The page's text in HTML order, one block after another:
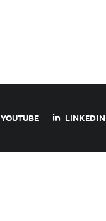
YOUTUBE LINKEDIN